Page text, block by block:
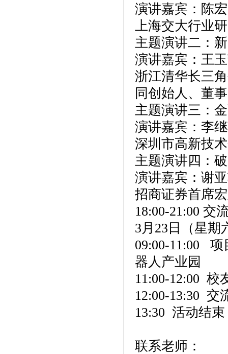
演讲嘉宾：陈
上海交大行业
主题演讲二：
演讲嘉宾：王
浙江清华长三
同创始人、董
主题演讲三：
演讲嘉宾：李
深圳市高新技
主题演讲四：
演讲嘉宾：谢
招商证券首席
18:00-21:00 交
3月23日（星期
09:00-11:00 项
器人产业园
11:00-12:00 校
12:00-13:30 交
13:30 活动结
联系老师：